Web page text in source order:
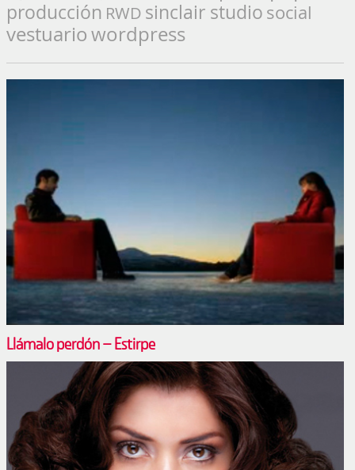
producción RWD sinclair studio social
vestuariowordpress
Llámalo perdón – Estirpe